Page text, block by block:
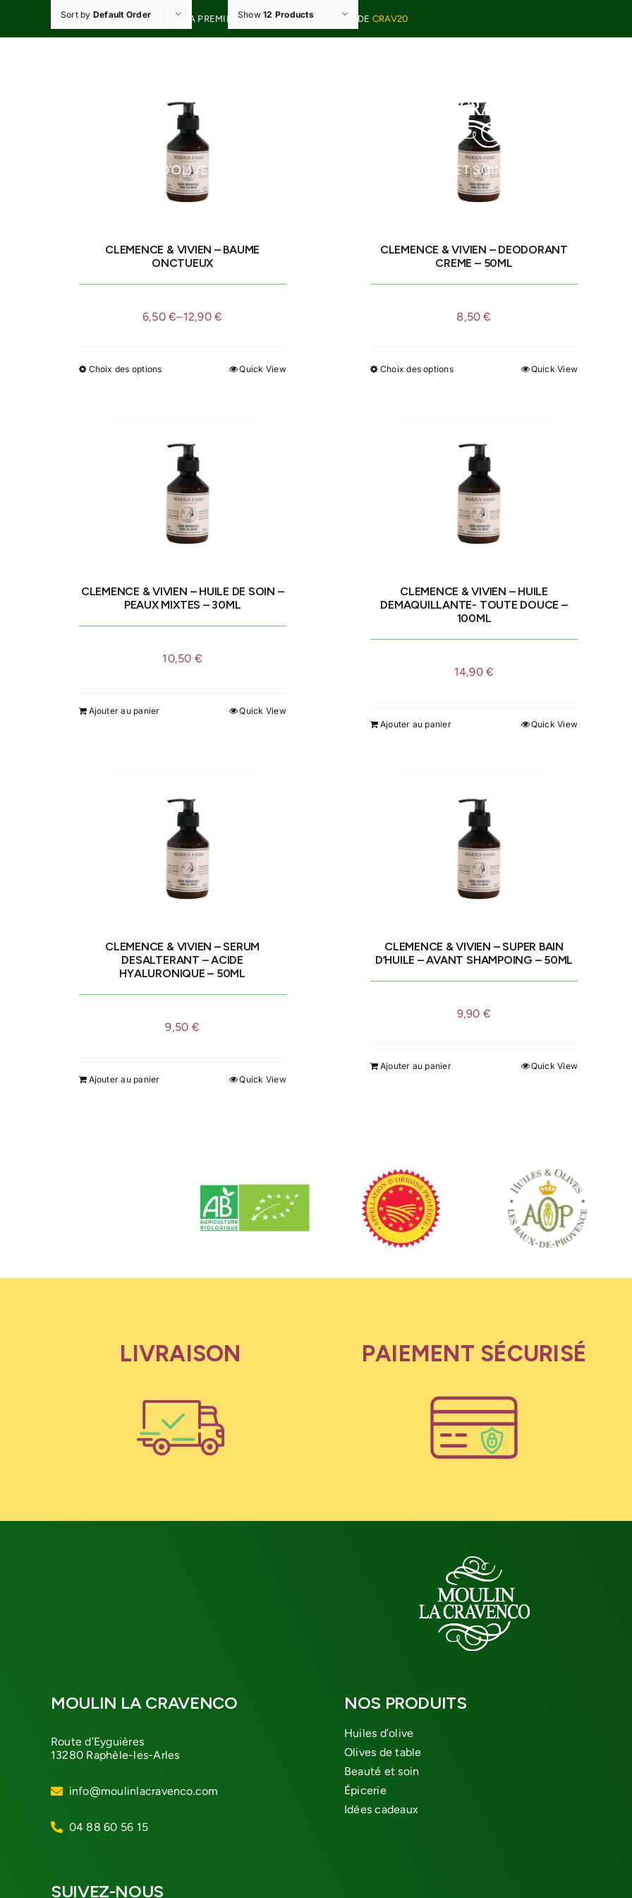
20% DE RÉDUCTION À LA PREMIÈRE COMMANDE AVEC LE CODE CRAV20
HUILES D’OLIVE BEAUTÉ ET SOINS
Sort by Default Order Show12 Products
CLEMENCE & VIVIEN – BAUME
ONCTUEUX
6,50€–12,90€
Choix des optionsCe
variations.
Les
options
peuvent
être
choisies
page
Quick View
CLEMENCE & VIVIEN – DEODORANT
CREME – 50ML
8,50€
Choix des optionsCe
variations.
Les
options
peuvent
être
choisies
page
du
produit
Quick View
CLEMENCE & VIVIEN – HUILE DE SOIN –
PEAUX MIXTES – 30ML
10,50 €
Ajouter au panier Quick View
CLEMENCE & VIVIEN – HUILE
DEMAQUILLANTE- TOUTE DOUCE –
100ML
14,90€
Ajouter au panier Quick View
CLEMENCE & VIVIEN – SERUM
DESALTERANT – ACIDE
HYALURONIQUE – 50ML
9,50 €
Ajouter au panier Quick View
CLEMENCE & VIVIEN – SUPER BAIN
D’HUILE – AVANT SHAMPOING – 50ML
9,90 €
Ajouter au panier Quick View
LIVRAISON PAIEMENT SÉCURISÉ
MOULIN LA CRAVENCO
Route d’Eyguières
13280 Raphèle-les-Arles
info@moulinlacravenco.com
04 88 60 56 15
SUIVEZ-NOUS
NOS PRODUITS
Huiles d’olive
Olives de table
Beauté et soin
Épicerie
Idées cadeaux